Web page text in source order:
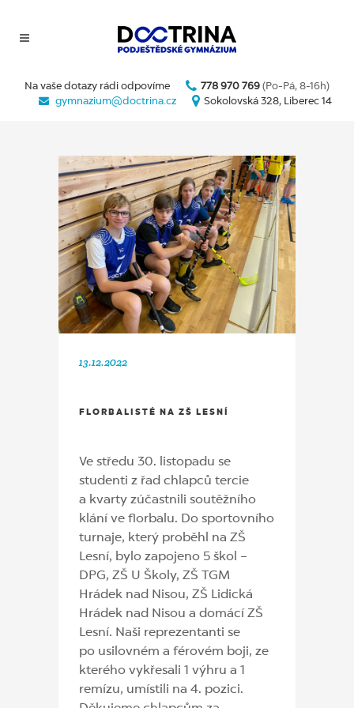
Na vaše dotazy rádi odpovíme 778 970 769 (Po-Pá, 8-16h)
gymnazium@doctrina.cz
Sokolovská 328, Liberec 14
13.12.2022
FLORBALISTÉ NA ZŠ LESNÍ
Ve středu 30. listopadu se
studenti z řad chlapců tercie
a kvarty zúčastnili soutěžního
klání ve florbalu. Do sportovního
turnaje, který proběhl na ZŠ
Lesní, bylo zapojeno 5 škol –⁠
DPG, ZŠ U Školy, ZŠ TGM
Hrádek nad Nisou, ZŠ Lidická
Hrádek nad Nisou a domácí ZŠ
Lesní. Naši reprezentanti se
po usilovném a férovém boji, ze
kterého vykřesali 1 výhru a 1
remízu, umístili na 4. pozici.